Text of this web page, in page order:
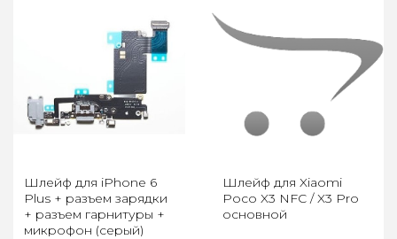
Шлейф для iPhone 6
Plus + разъем зарядки
+ разъем гарнитуры +
микрофон (серый)
Шлейф для Xiaomi
Poco X3 NFC / X3 Pro
основной